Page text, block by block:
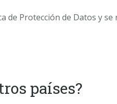
de Protección de Datos y
países?